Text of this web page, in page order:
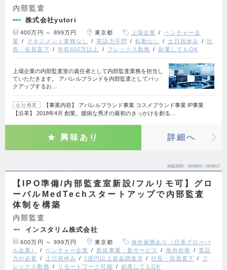
内部監査
株式会社yutori
400万円 ～ 899万円 東京都 上場企業
ベンチャー企
業
マネジメント業務なし 英語力不問 転勤なし 土日祝休み
社
長・役員直下
年収600万以上 フレックス勤務 副業してもOK
上場企業の内部監査室の責任者として内部監査業務を担当し
ていただきます。 アパレルブランドを内部監査としてバッ
クアップするお…
会社概要
【事業内容】 アパレルブランド事業 コスメブランド事業 IP事業
【沿革】 2018年4月 創業。臆病な秀才の最初のきっかけを創る…
興味あり 詳細へ
掲載期間 26/08/04～26/08/17
【IPO準備/内部監査室新設/フルリモ可】グロ
ーバルMedTechスタートアップで内部監査
体制を構築
内部監査
インスタリム株式会社
600万円 ～ 999万円 東京都
海外展開あり（日系グローバ
ル企業）
ベンチャー企業 新規事業・新サービス 海外折衝
英語
力が必要
土日祝休み 1億円以上資金調達済 社長・役員直下
フ
レックス勤務
リモートワーク可能 副業してもOK